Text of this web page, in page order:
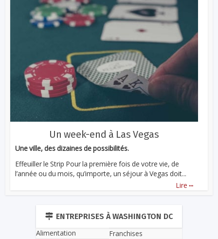
Un week-end à Las Vegas
Une ville, des dizaines de possibilités.
Effeuiller le Strip Pour la première fois de votre vie, de
l’année ou du mois, qu’importe, un séjour à Vegas doit...
Lire ...
ENTREPRISES À WASHINGTON DC
Alimentation
Franchises